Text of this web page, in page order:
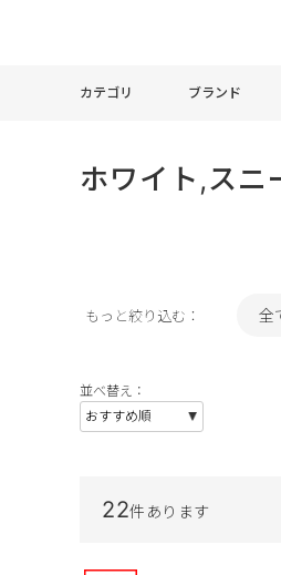
カテゴリ ブランド
ホワイト,ス
もっと絞り込む： 全
並べ替え：
22件あります